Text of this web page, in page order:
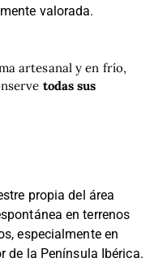
valorada.
artesanal y en frío,
todas sus
propia del área
en terrenos
especialmente en
de la Península Ibérica.